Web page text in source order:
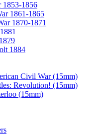
1853-1856
1861-1865
1870-1871
1884
Civil War (15mm)
Revolution! (15mm)
(15mm)